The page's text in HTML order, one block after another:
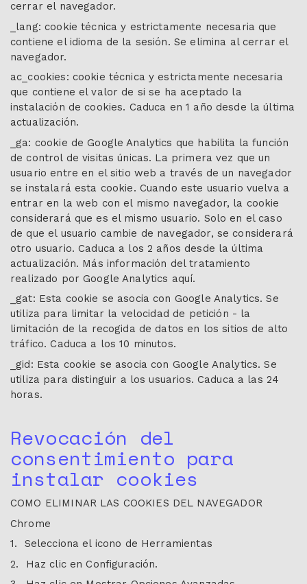
cerrar el navegador.
_lang: cookie técnica y estrictamente necesaria que
contiene el idioma de la sesión. Se elimina al cerrar el
navegador.
ac_cookies: cookie técnica y estrictamente necesaria
que contiene el valor de si se ha aceptado la
instalación de cookies. Caduca en 1 año desde la última
actualización.
_ga: cookie de Google Analytics que habilita la función
de control de visitas únicas. La primera vez que un
usuario entre en el sitio web a través de un navegador
se instalará esta cookie. Cuando este usuario vuelva a
entrar en la web con el mismo navegador, la cookie
considerará que es el mismo usuario. Solo en el caso
de que el usuario cambie de navegador, se considerará
otro usuario. Caduca a los 2 años desde la última
actualización. Más información del tratamiento
realizado por Google Analytics aquí.
_gat: Esta cookie se asocia con Google Analytics. Se
utiliza para limitar la velocidad de petición - la
limitación de la recogida de datos en los sitios de alto
tráfico. Caduca a los 10 minutos.
_gid: Esta cookie se asocia con Google Analytics. Se
utiliza para distinguir a los usuarios. Caduca a las 24
horas.
Revocación del
consentimiento para
instalar cookies
COMO ELIMINAR LAS COOKIES DEL NAVEGADOR
Chrome
1. Selecciona el icono de Herramientas
2. Haz clic en Configuración.